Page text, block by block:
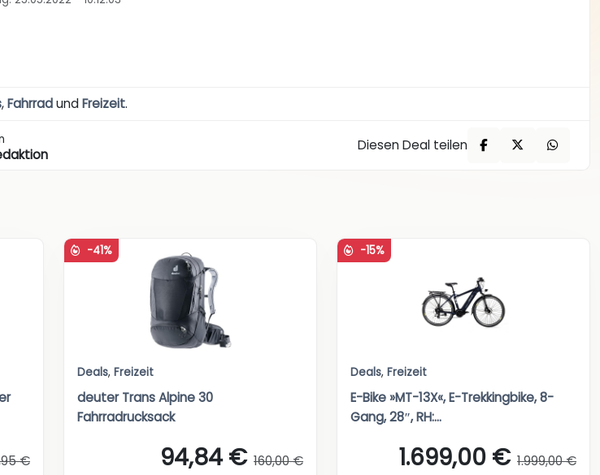
,FahrradundFreizeit.
Diesen Deal teilen
€
-41%
Deals, Freizeit
deuter Trans Alpine 30
Fahrradrucksack
94,84 € 160,00 €
-15%
Deals, Freizeit
E-Bike »MT-13X«, E-Trekkingbike, 8-
Gang, 28″, RH:...
1.699,00 € 1.999,00 €